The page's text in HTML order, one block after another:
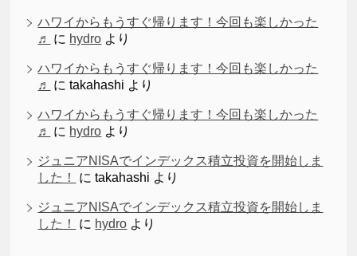
ハワイからもうすぐ帰ります！今回も楽しかった
♬
に hydro より
ハワイからもうすぐ帰ります！今回も楽しかった
♬
にtakahashi より
ハワイからもうすぐ帰ります！今回も楽しかった
♬
に hydro より
ジュニアNISAでインデックス積立投資を開始しま
した！
にtakahashi より
ジュニアNISAでインデックス積立投資を開始しま
した！
に hydro より